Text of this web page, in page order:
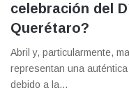
celebración del
Querétaro?
Abril y, particularmente,
representan una
debido a la…